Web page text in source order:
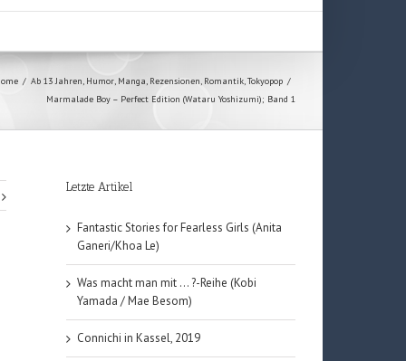
/ Ab 13 Jahren, Humor, Manga, Rezensionen, Romantik,Tokyopop /
Marmalade Boy – Perfect Edition (Wataru Yoshizumi); Band 1
Letzte Artikel
Fantastic Stories for Fearless Girls (Anita
Ganeri/Khoa Le)
Was macht man mit … ?-Reihe (Kobi
Yamada / Mae Besom)
Connichi in Kassel, 2019